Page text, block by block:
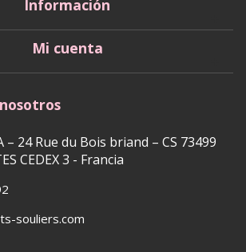
Información
Mi cuenta
– 24 Rue du Bois briand – CS 73499
CEDEX 3 - Francia
souliers.com